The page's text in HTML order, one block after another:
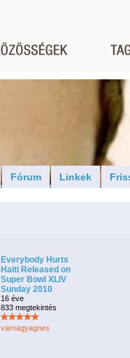
Fórum Linkek
Everybody Hurts
Haiti Released on
Super Bowl XLIV
Sunday 2010
16 éve
833 megtekintés
varnagyagnes